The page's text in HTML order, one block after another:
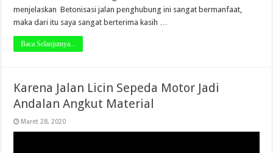
menjelaskan Betonisasi jalan penghubung ini sangat bermanfaat,
maka dari itu saya sangat berterima kasih …
Baca Selanjutnya...
Karena Jalan Licin Sepeda Motor Jadi
Andalan Angkut Material
Maret 28, 2020